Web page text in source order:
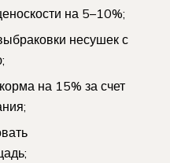
на 5–10%;
несушек с
на 15% за счет